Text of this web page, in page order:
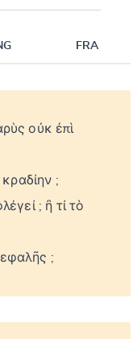
FRA
οὐκ ἐπὶ
κραδίην ;
; ἢ τί τὸ
;